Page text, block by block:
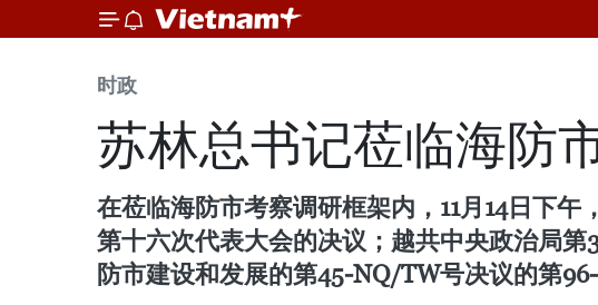
时政
苏林总书记莅临海防
在莅临海防市考察调研框架内，11月14日下
第十六次代表大会的决议；越共中央政治局
防市建设和发展的第45-NQ/TW号决议的第